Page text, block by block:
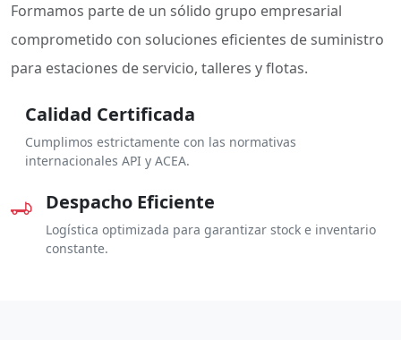
Formamos parte de un sólido grupo empresarial
comprometido con soluciones eficientes de suministro
para estaciones de servicio, talleres y flotas.
Calidad Certificada
Cumplimos estrictamente con las normativas
internacionales API y ACEA.
Despacho Eficiente
Logística optimizada para garantizar stock e inventario
constante.